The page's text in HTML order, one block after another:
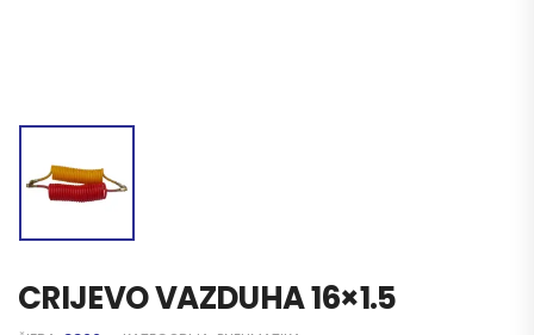
CRIJEVO VAZDUHA 16×1.5